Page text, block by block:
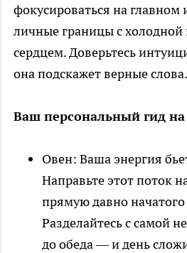
фокусироваться на главном
личные границы с
сердцем. Доверьтесь
она подскажет верные слова.
Ваш персональный гид на
Овен: Ваша энергия
Направьте этот поток
прямую давно
Разделайтесь с самой
до обеда — и день